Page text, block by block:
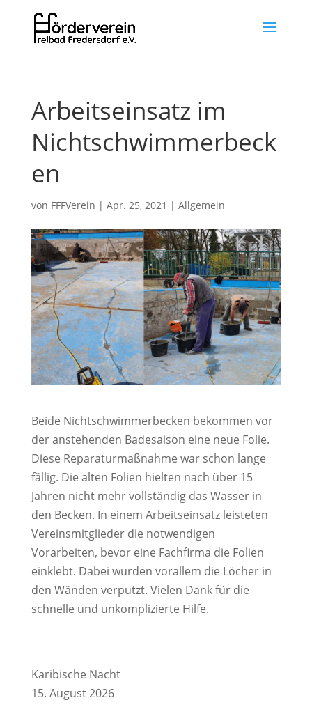
Arbeitseinsatz im
Nichtschwimmerbeck
en
von FFFVerein | Apr. 25, 2021 | Allgemein
Beide Nichtschwimmerbecken bekommen vor
der anstehenden Badesaison eine neue Folie.
Diese Reparaturmaßnahme war schon lange
fällig. Die alten Folien hielten nach über 15
Jahren nicht mehr vollständig das Wasser in
den Becken. In einem Arbeitseinsatz leisteten
Vereinsmitglieder die notwendigen
Vorarbeiten, bevor eine Fachfirma die Folien
einklebt. Dabei wurden vorallem die Löcher in
den Wänden verputzt. Vielen Dank für die
schnelle und unkomplizierte Hilfe.
Karibische Nacht
15. August 2026